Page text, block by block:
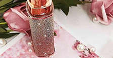
ЛЮБИМЕЦ
OFFERS